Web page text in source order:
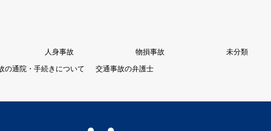
人身事故 物損事故
未分類
の通院・手続きについて 交通事故の弁護士